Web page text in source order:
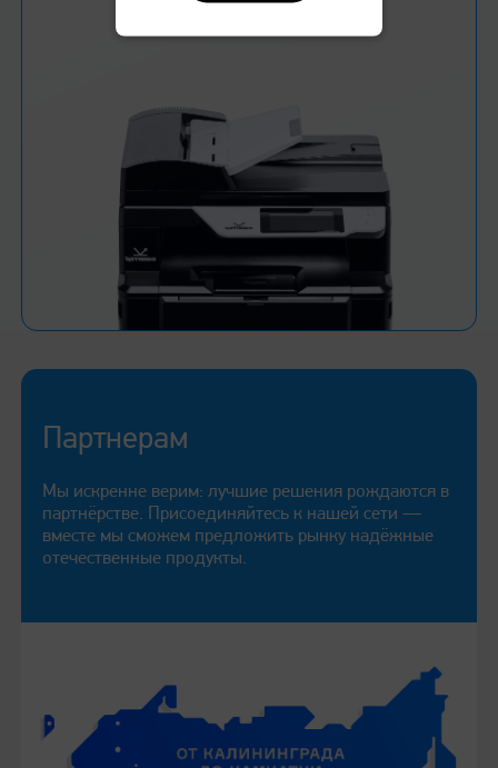
Партнерам
Мы искренне верим: лучшие решения рождаются в
партнёрстве. Присоединяйтесь к нашей сети —
вместе мы сможем предложить рынку надёжные
отечественные продукты.